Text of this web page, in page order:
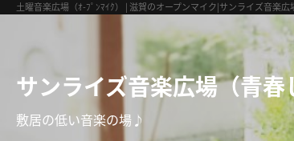
土曜音楽広場（ｵ-ﾌﾟﾝﾏｲｸ） | 滋賀のオープンマイク|サンライズ音楽
サンライズ音楽広場（青
敷居の低い音楽の場♪